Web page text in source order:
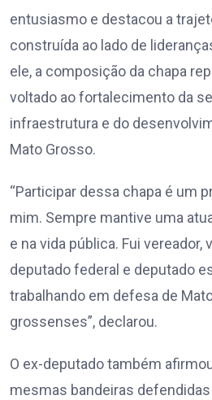
entusiasmo e destacou a
construída ao lado de
ele, a composição da chapa
voltado ao fortalecimento da
infraestrutura e do
Mato Grosso.
“Participar dessa chapa é um
mim. Sempre mantive uma
e na vida pública. Fui vereador,
deputado federal e deputado
trabalhando em defesa de
grossenses”, declarou.
O ex-deputado também
mesmas bandeiras